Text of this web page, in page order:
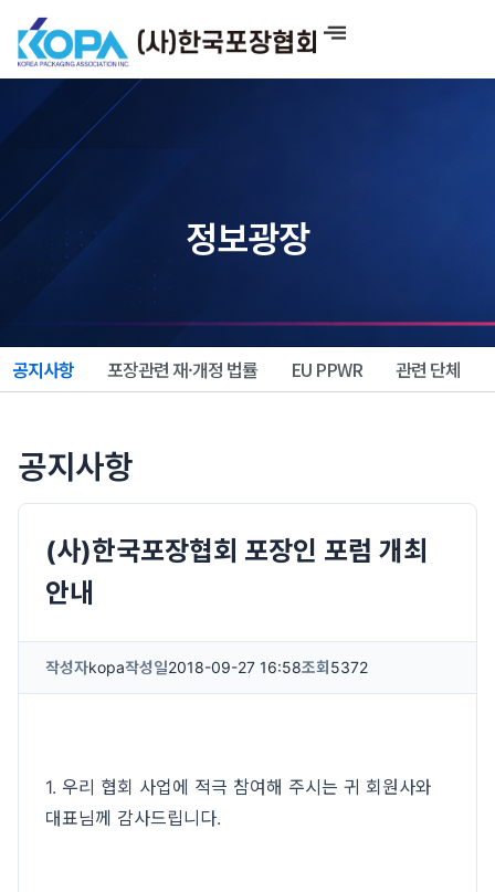
너
정보광장
공지사항 포장관련 재·개정 법률 EU PPWR 관련 단체
공지사항
(사)한국포장협회 포장인 포럼 개최
안내
작성자kopa작성일2018-09-27 16:58조회 5372
1. 우리 협회 사업에 적극 참여해 주시는 귀 회원사와
대표님께 감사드립니다.